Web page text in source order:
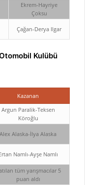
Ekrem-Hayriye
Çoksu
Çağan-Derya Ilgar
Kulübü
Kazanan
Argun Paralik-Teksen
Köroğlu
Alex Alaska-İlya Alaska
Namlı-Ayşe Namlı
tüm yarışmacılar 5
puan aldı